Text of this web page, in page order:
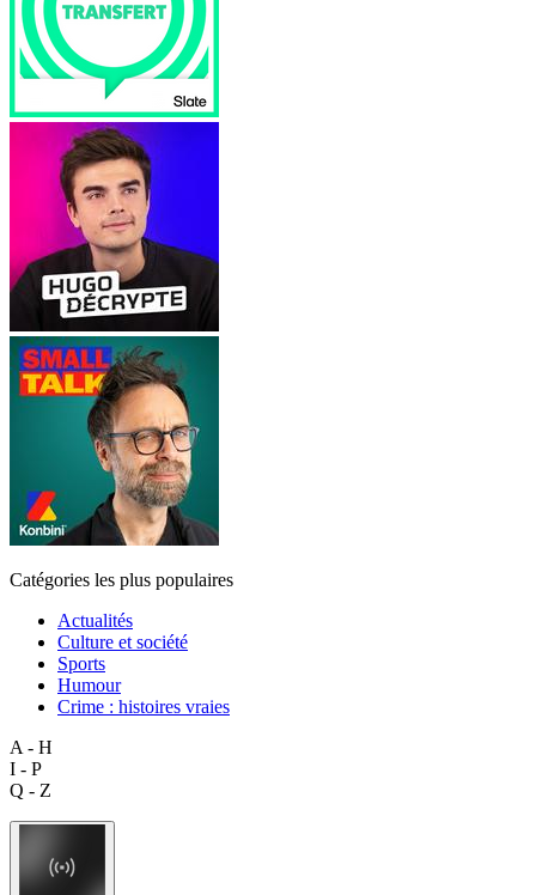
Catégories les plus populaires
Actualités
Culture et société
Sports
Humour
Crime : histoires vraies
A - H
I - P
Q - Z